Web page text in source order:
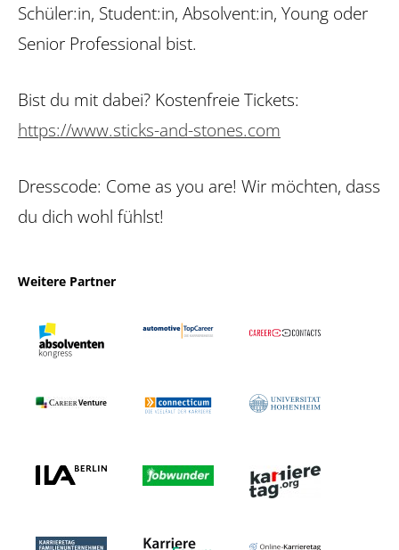
Schüler:in, Student:in, Absolvent:in, Young oder
Senior Professional bist.
Bist du mit dabei? Kostenfreie Tickets:
https://www.sticks-and-stones.com
Dresscode: Come as you are! Wir möchten, dass
du dich wohl fühlst!
Weitere Partner